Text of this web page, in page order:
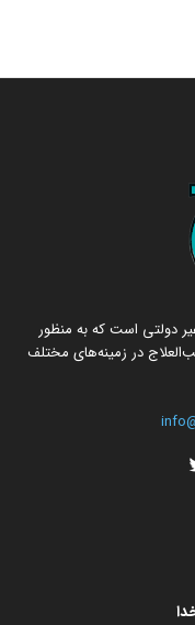
دولتی است که به منظور
در زمینه‌های مختلف